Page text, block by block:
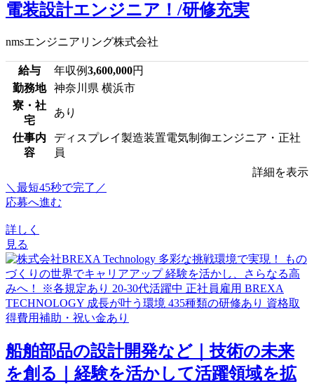
電装設計エンジニア！/研修充実
nmsエンジニアリング株式会社
給与 年収例3,600,000円
勤務地
神奈川県 横浜市
寮・社
宅
あり
仕事内
容
ディスプレイ製造装置電気制御エンジニア・正社
員
詳細を表示
＼最短45秒で完了／
応募へ進む
詳しく
見る
船舶部品の設計開発など｜技術の未来
を創る｜経験を活かして活躍領域を拡